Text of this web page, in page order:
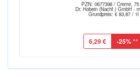
PZN: 0677398 / Creme,
Dr. Hobein (Nachf.) GmbH -
Grundpreis: € 83,87 / 1l
6,29 € -25%**